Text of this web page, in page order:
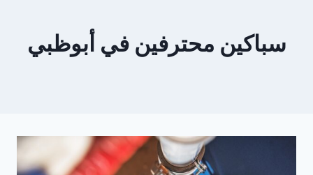
سباكين محترفين في أبوظبي